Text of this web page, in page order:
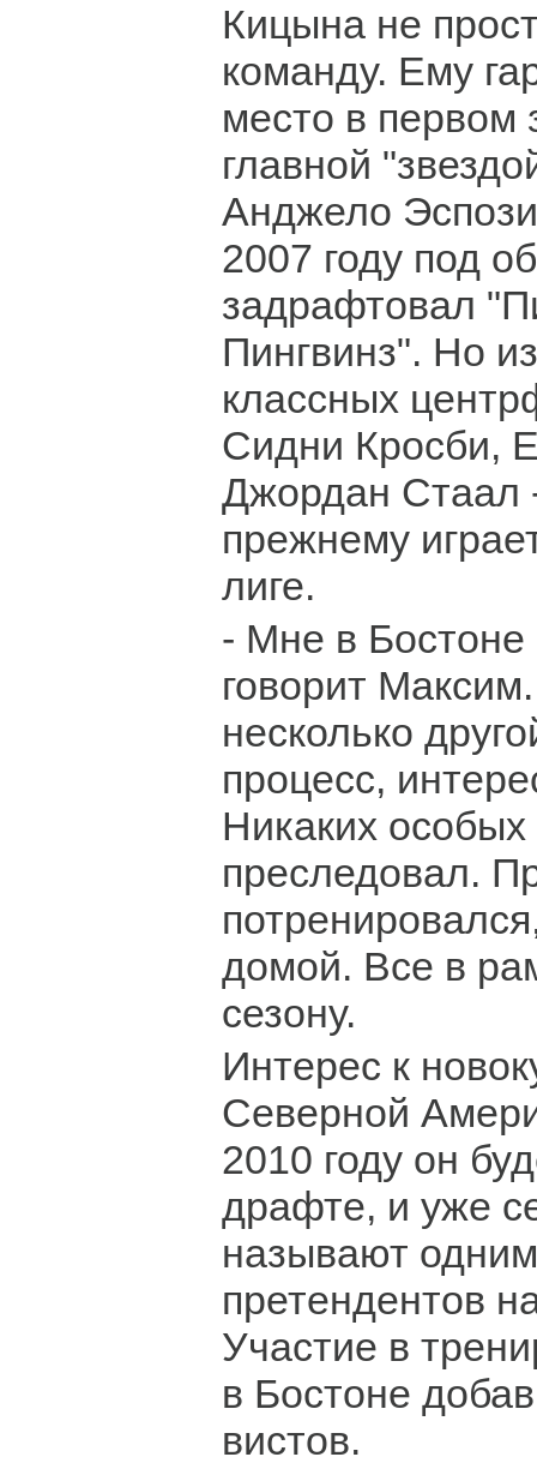
Кицына не
команду. Ему
место в первом
главной
Анджело
2007 году под
задрафтовал
Пингвинз". Но
классных
Сидни Кросби,
Джордан Стаал
прежнему
лиге.
- Мне в Бостоне
говорит
несколько
процесс,
Никаких
преследовал.
домой. Все в
сезону.
Интерес к
Северной
2010 году он
драфте, и уже
называют
претендентов
Участие в
в Бостоне
вистов.